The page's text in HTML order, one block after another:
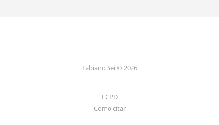
Fabiano Sei © 2026
LGPD
Como citar